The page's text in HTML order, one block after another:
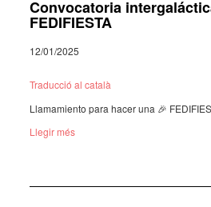
Convocatoria
FEDIFIESTA
12/01/2025
Traduc­ció al català
Llama­miento para hacer una 🎉
Llegir més